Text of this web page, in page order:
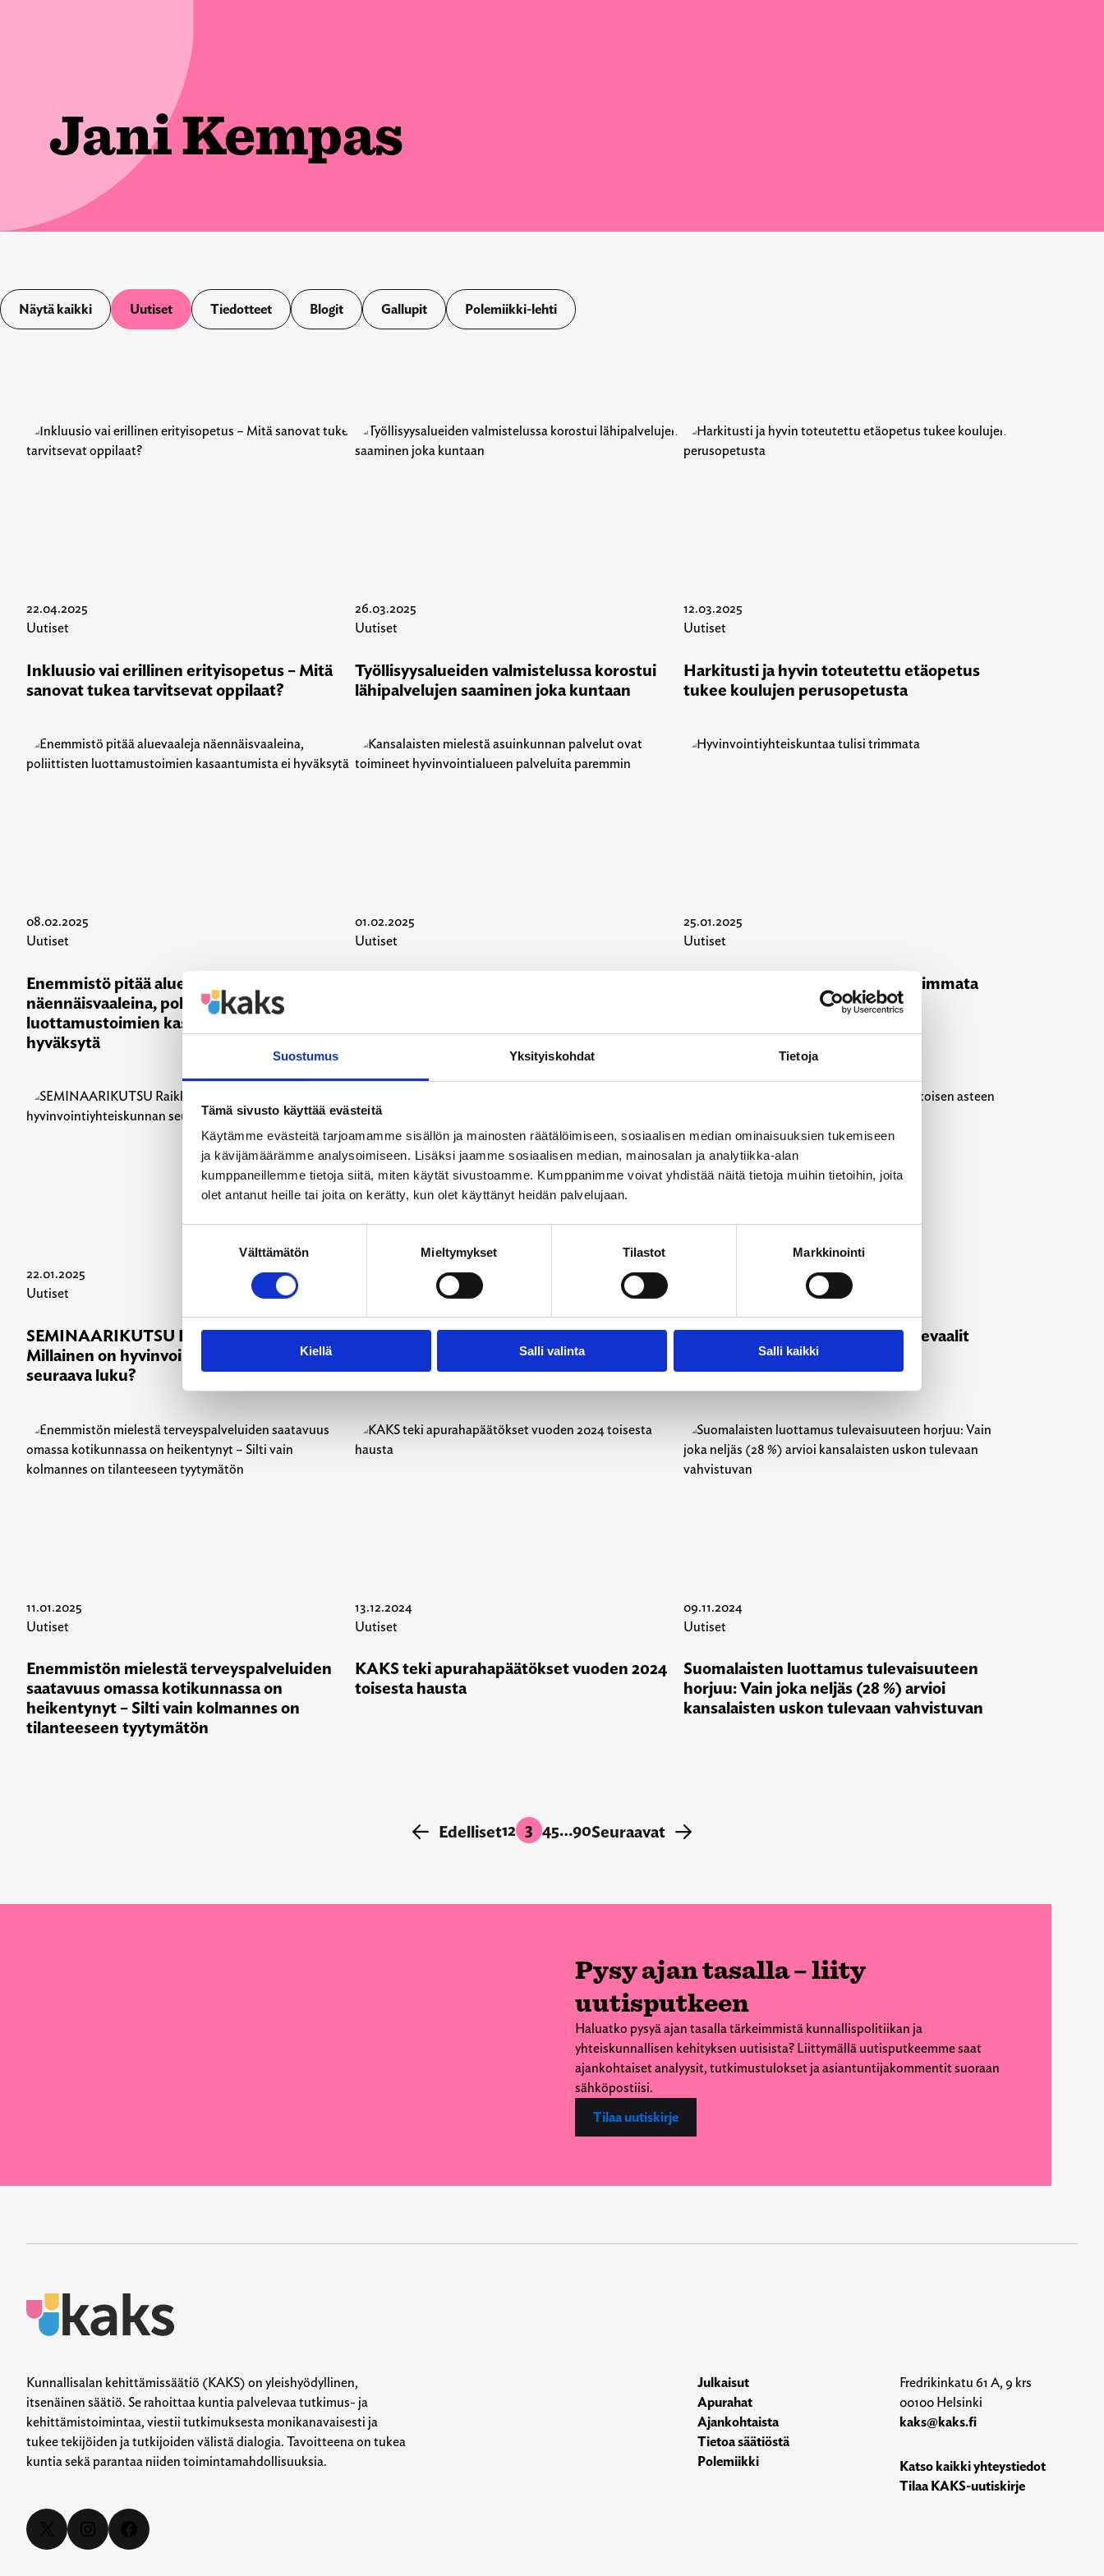
Suostumus Yksityiskohdat Tietoja
Tämä sivusto käyttää evästeitä
Käytämme evästeitä tarjoamamme sisällön ja mainosten räätälöimiseen, sosiaalisen median ominaisuuksien tukemiseen
ja kävijämäärämme analysoimiseen. Lisäksi jaamme sosiaalisen median, mainosalan ja analytiikka-alan
kumppaneillemme tietoja siitä, miten käytät sivustoamme. Kumppanimme voivat yhdistää näitä tietoja muihin tietoihin, joita
olet antanut heille tai joita on kerätty, kun olet käyttänyt heidän palvelujaan.
Välttämätön Mieltymykset Tilastot Markkinointi
Kiellä Salli valinta Salli kaikki
Jani Kempas
Näytä kaikki Uutiset Tiedotteet Blogit Gallupit Polemiikki-lehti
22.04.2025
Uutiset
Inkluusio vai erillinen erityisopetus – Mitä
sanovat tukea tarvitsevat oppilaat?
26.03.2025
Uutiset
Työllisyysalueiden valmistelussa korostui
lähipalvelujen saaminen joka kuntaan
12.03.2025
Uutiset
Harkitusti ja hyvin toteutettu etäopetus
tukee koulujen perusopetusta
08.02.2025
Uutiset
Enemmistö pitää aluevaaleja
näennäisvaaleina, poliittisten
luottamustoimien kasaantumista ei
hyväksytä
01.02.2025
Uutiset
25.01.2025
Uutiset
Hyvinvointiyhteiskuntaa tulisi trimmata
22.01.2025
Uutiset
SEMINAARIKUTSU Raikkaita suuntia –
Millainen on hyvinvointiyhteiskunnan
seuraava luku?
Kansalaiset: kunta- ja aluevaaleissa pitää
keskittyä kuntien ja hyvinvointialueiden
peruspalveluihin
Kampanjabudjetit osoittavat aluevaalit
toisen asteen vaaleiksi
11.01.2025
Uutiset
Enemmistön mielestä terveyspalveluiden
saatavuus omassa kotikunnassa on
heikentynyt – Silti vain kolmannes on
tilanteeseen tyytymätön
13.12.2024
Uutiset
KAKS teki apurahapäätökset vuoden 2024
toisesta hausta
09.11.2024
Uutiset
Suomalaisten luottamus tulevaisuuteen
horjuu: Vain joka neljäs (28 %) arvioi
kansalaisten uskon tulevaan vahvistuvan
← Edelliset12 3 45…90Seuraavat →
Pysy ajan tasalla – liity
uutisputkeen
Haluatko pysyä ajan tasalla tärkeimmistä kunnallispolitiikan ja
yhteiskunnallisen kehityksen uutisista? Liittymällä uutisputkeemme saat
ajankohtaiset analyysit, tutkimustulokset ja asiantuntijakommentit suoraan
sähköpostiisi.
Tilaa uutiskirje
Kunnallisalan kehittämissäätiö (KAKS) on yleishyödyllinen,
itsenäinen säätiö. Se rahoittaa kuntia palvelevaa tutkimus- ja
kehittämistoimintaa, viestii tutkimuksesta monikanavaisesti ja
tukee tekijöiden ja tutkijoiden välistä dialogia. Tavoitteena on tukea
kuntia sekä parantaa niiden toimintamahdollisuuksia.
X Instagram Facebook
Julkaisut
Apurahat
Ajankohtaista
Tietoa säätiöstä
Polemiikki
Fredrikinkatu 61 A, 9 krs
00100 Helsinki
kaks@kaks.fi
Katso kaikki yhteystiedot
Tilaa KAKS-uutiskirje